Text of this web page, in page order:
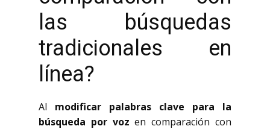
las búsquedas
tradicionales en
línea?
Al modificar palabras clave para la
búsqueda por voz en comparación con